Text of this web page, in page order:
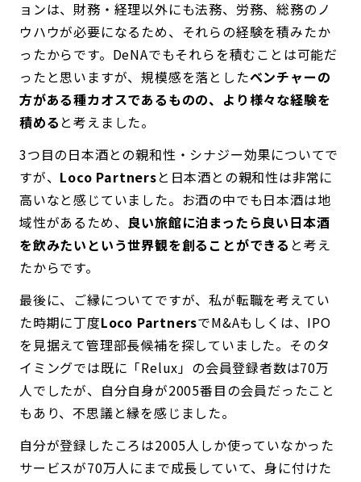
ョンは、財務・経理以外にも法務、労務、総務のノ
ウハウが必要になるため、それらの経験を積みたか
ったからです。DeNAでもそれらを積むことは可能だ
ったと思いますが、規模感を落としたベンチャーの
方がある種カオスであるものの、より様々な経験を
積める と考えました。
3つ目の日本酒との親和性・シナジー効果についてで
すが、 Loco Partnersと日本酒との親和性は非常に
高いなと感じていました。お酒の中でも日本酒は地
域性があるため、 良い旅館に泊まったら良い日本酒
を飲みたいという世界観を創ることができる と考え
たからです。
最後に、ご縁についてですが、私が転職を考えてい
た時期に丁度Loco PartnersでM&Aもしくは、IPO
を見据えて管理部長候補を探していました。そのタ
イミングでは既に「Relux」の会員登録者数は70万
人でしたが、自分自身が2005番目の会員だったこと
もあり、不思議と縁を感じました。
自分が登録したころは2005人しか使っていなかった
サービスが70万人にまで成長していて、身に付けた